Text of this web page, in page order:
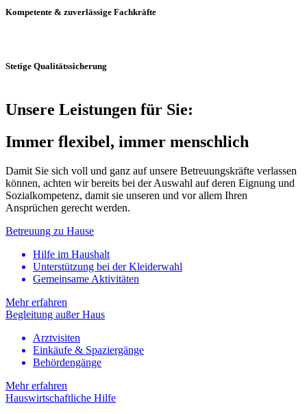
Kompetente & zuverlässige Fachkräfte
Stetige Qualitätssicherung
Unsere Leistungen für Sie:
Immer flexibel, immer menschlich
Damit Sie sich voll und ganz auf unsere Betreuungskräfte verlassen
können, achten wir bereits bei der Auswahl auf deren Eignung und
Sozialkompetenz, damit sie unseren und vor allem Ihren
Ansprüchen gerecht werden.
Betreuung zu Hause
Hilfe im Haushalt
Unterstützung bei der Kleiderwahl
Gemeinsame Aktivitäten
Mehr erfahren
Begleitung außer Haus
Arztvisiten
Einkäufe & Spaziergänge
Behördengänge
Mehr erfahren
Hauswirtschaftliche Hilfe